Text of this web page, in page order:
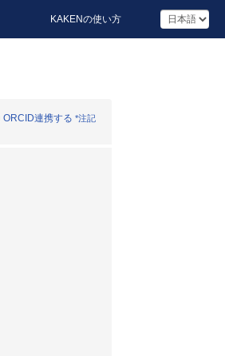
KAKENの使い方
ORCID連携する *注記